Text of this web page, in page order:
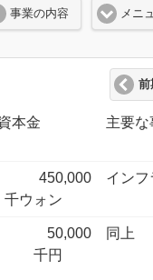
事業の内容 メニ
前
本金 主要な
450,000
千ウォン
イン
50,000
千円
同上